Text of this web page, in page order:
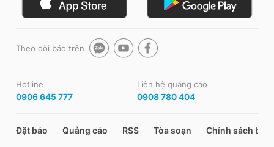
Theo dõi báo trên
Hotline
0906 645 777
Liên hệ quảng cáo
0908 780 404
Đặt báo Quảng cáo RSS Tòa soạn Chính sách bảo